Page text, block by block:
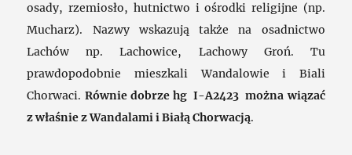
osady, rzemiosło, hutnictwo i ośrodki religijne (np.
Mucharz). Nazwy wskazują także na osadnictwo
Lachów np. Lachowice, Lachowy Groń. Tu
prawdopodobnie mieszkali Wandalowie i Biali
Chorwaci. Równie dobrze hg I-A2423 można wiązać
z właśnie z Wandalami i Białą Chorwacją.